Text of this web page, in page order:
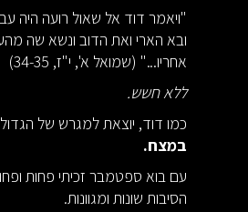
"ויאמר דוד אל שאול רועה היה
ובא הארי ואת הדוב ונשא שה
אחריו..." (שמואל א', י"ז, 34-35)
ללא חשש.
כמו דוד, יוצאת למגרש של
במצח.
עם בוא ספטמבר זכיתי פחות
הסיבות שונות ומגוונות.